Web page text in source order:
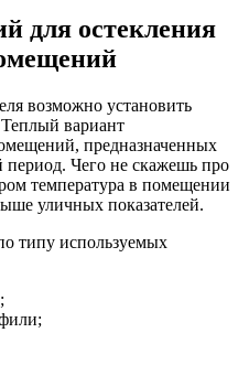
для остекления
возможно установить
вариант
предназначенных
Чего не скажешь про
температура в помещении
уличных показателей.
типу используемых